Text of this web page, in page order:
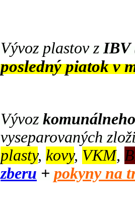
Vývoz plastov z IBV
posledný piatok v
Vývoz
vyseparovaných
plasty, kovy, VKM,
zberu + pokyny na